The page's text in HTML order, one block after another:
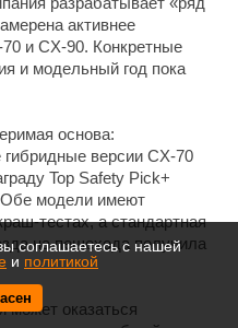
активнее
70 и CX-90. Конкретные
и модельный год пока
основа:
версии CX-70
Top Safety Pick+
Обе модели имеют
тестах, а стандартная
на пешехода получила
может оказаться
соглашаетесь с нашей
и политикой